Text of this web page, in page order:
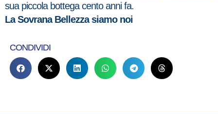
sua piccola bottega cento anni fa.
La Sovrana Bellezza siamo noi
CONDIVIDI